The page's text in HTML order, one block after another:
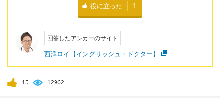
役に立った 1
回答したアンカーのサイト
西澤ロイ【イングリッシュ・ドクター】
15 12962